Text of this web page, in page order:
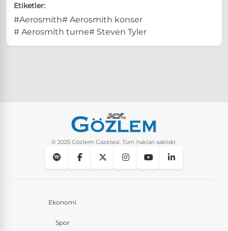
Etiketler:
#Aerosmith# Aerosmith konser
# Aerosmith turne# Steven Tyler
© 2025 Gözlem Gazetesi. Tüm hakları saklıdır.
Ekonomi
Spor